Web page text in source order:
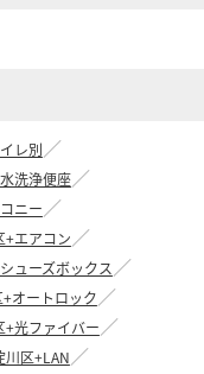
レ別
洗浄便座
ニー
+エアコン
ューズボックス
オートロック
+光ファイバー
川区+LAN